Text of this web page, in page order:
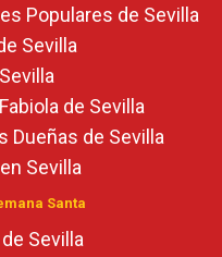
Populares de Sevilla
Sevilla
de Sevilla
Dueñas de Sevilla
Sevilla
Santa
Sevilla